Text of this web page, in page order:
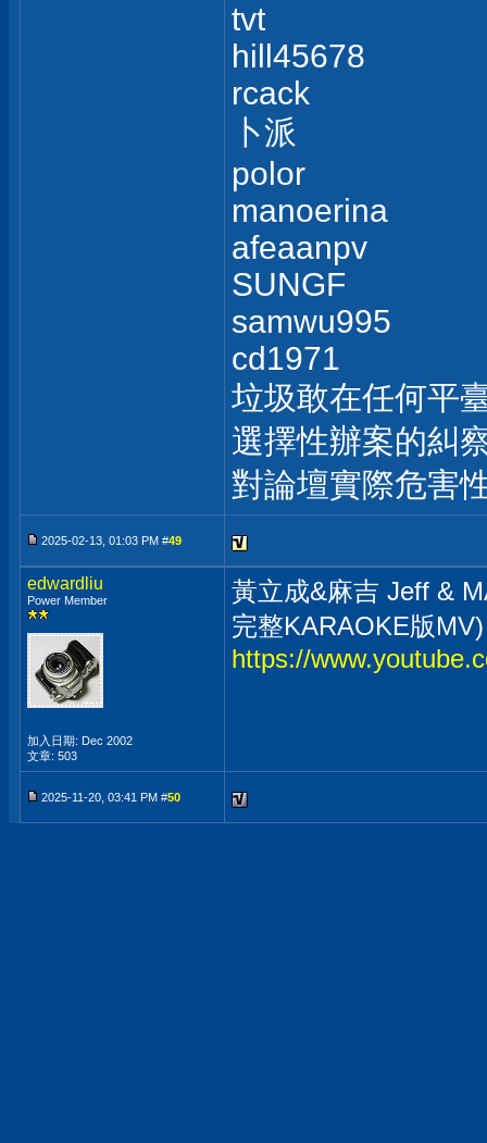
tvt
hill45678
rcack
卜派
polor
manoerina
afeaanpv
SUNGF
samwu995
cd1971
垃圾敢在任何平
選擇性辦案的糾
對論壇實際危害
2025-02-13, 01:03 PM #49
edwardliu
Power Member
加入日期: Dec 2002
文章: 503
黃立成&麻吉 Jeff &
完整KARAOKE版MV)
https://
2025-11-20, 03:41 PM #50